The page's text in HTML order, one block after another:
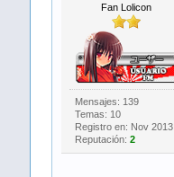
Fan Lolicon
Mensajes: 139
Temas: 10
Registro en: Nov 2013
Reputación: 2